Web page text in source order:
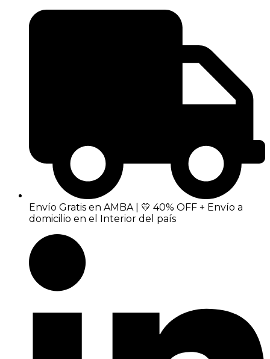
Envío Gratis en AMBA | 💛 40% OFF + Envío a
domicilio en el Interior del país